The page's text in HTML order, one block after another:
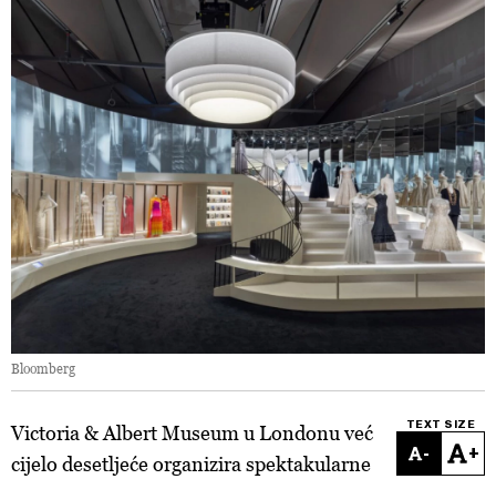
Bloomberg
TEXT SIZE
- +
Victoria & Albert Museum u Londonu već
cijelo desetljeće organizira spektakularne